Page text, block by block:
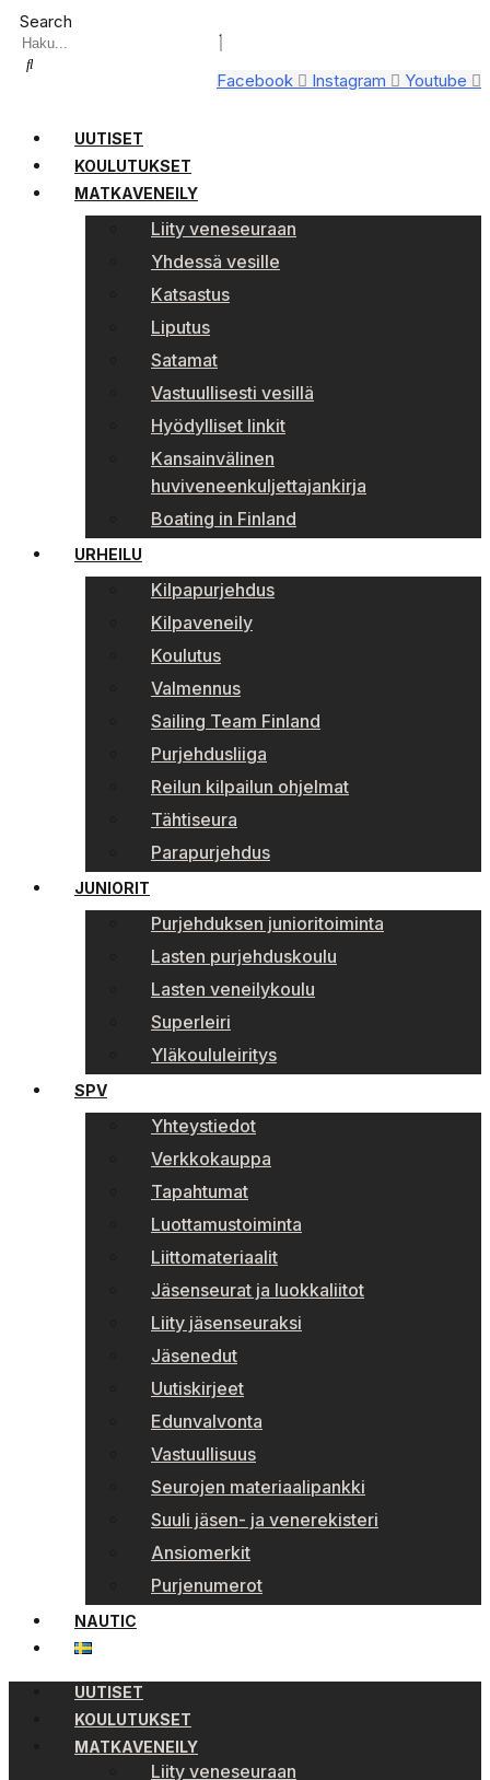
Search
Facebook Instagram Youtube
UUTISET
KOULUTUKSET
MATKAVENEILY
Liity veneseuraan
Yhdessä vesille
Katsastus
Liputus
Satamat
Vastuullisesti vesillä
Hyödylliset linkit
Kansainvälinen
huviveneenkuljettajankirja
Boating in Finland
URHEILU
Kilpapurjehdus
Kilpaveneily
Koulutus
Valmennus
Sailing Team Finland
Purjehdusliiga
Reilun kilpailun ohjelmat
Tähtiseura
Parapurjehdus
JUNIORIT
Purjehduksen junioritoiminta
Lasten purjehduskoulu
Lasten veneilykoulu
Superleiri
Yläkoululeiritys
SPV
Yhteystiedot
Verkkokauppa
Tapahtumat
Luottamustoiminta
Liittomateriaalit
Jäsenseurat ja luokkaliitot
Liity jäsenseuraksi
Jäsenedut
Uutiskirjeet
Edunvalvonta
Vastuullisuus
Seurojen materiaalipankki
Suuli jäsen- ja venerekisteri
Ansiomerkit
Purjenumerot
NAUTIC
UUTISET
KOULUTUKSET
MATKAVENEILY
Liity veneseuraan